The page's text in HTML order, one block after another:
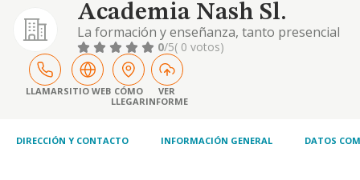
Academia Nash Sl.
La formación y enseñanza, tanto presencial
como a distancia, dirigido a personas físicas
que cursen estudios en el ámbito
universitario
0/5( 0 votos)
LLAMARSITIO WEB CÓMO
LLEGAR
VER
INFORME
DIRECCIÓN Y CONTACTO INFORMACIÓN GENERAL DATOS